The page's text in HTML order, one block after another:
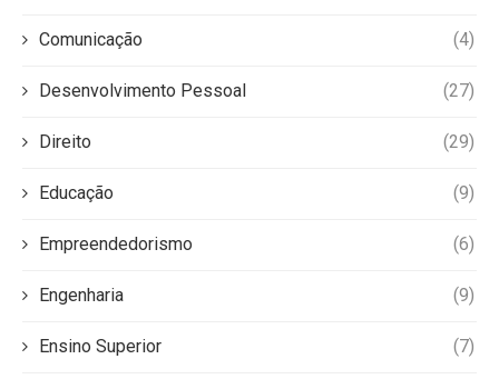
Comunicação (4)
Desenvolvimento Pessoal (27)
Direito (29)
Educação (9)
Empreendedorismo (6)
Engenharia (9)
Ensino Superior (7)